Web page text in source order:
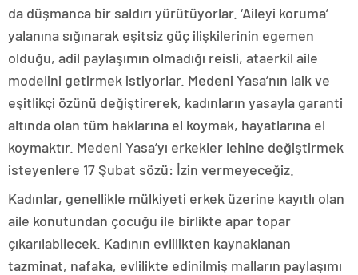
da düşmanca bir saldırı yürütüyorlar. ‘Aileyi koruma’
yalanına sığınarak eşitsiz güç ilişkilerinin egemen
olduğu, adil paylaşımın olmadığı reisli, ataerkil aile
modelini getirmek istiyorlar. Medeni Yasa’nın laik ve
eşitlikçi özünü değiştirerek, kadınların yasayla garanti
altında olan tüm haklarına el koymak, hayatlarına el
koymaktır. Medeni Yasa’yı erkekler lehine değiştirmek
isteyenlere 17 Şubat sözü: İzin vermeyeceğiz.
Kadınlar, genellikle mülkiyeti erkek üzerine kayıtlı olan
aile konutundan çocuğu ile birlikte apar topar
çıkarılabilecek. Kadının evlilikten kaynaklanan
tazminat, nafaka, evlilikte edinilmiş malların paylaşımı